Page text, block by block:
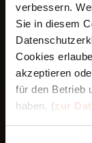
verbessern.
Sie in diesem
Cookies
akzeptieren
für den Betrieb
haben. (zur
Alle
jederzeit
Die
Überblick